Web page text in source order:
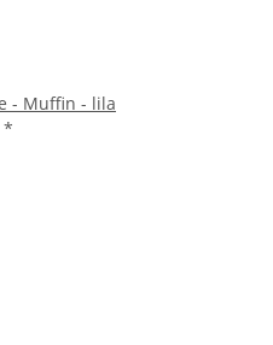
- Muffin - lila
*